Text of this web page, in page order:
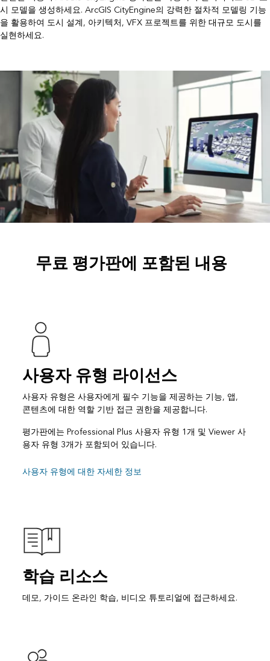
시 모델을 생성하세요. ArcGIS CityEngine의 강력한 절차적 모델링 기능
을 활용하여 도시 설계, 아키텍처, VFX 프로젝트를 위한 대규모 도시를
실현하세요.
무료 평가판에 포함된 내용
사용자 유형 라이선스
사용자 유형은 사용자에게 필수 기능을 제공하는 기능, 앱,
콘텐츠에 대한 역할 기반 접근 권한을 제공합니다.
평가판에는 Professional Plus 사용자 유형 1개 및 Viewer 사
용자 유형 3개가 포함되어 있습니다.
사용자 유형에 대한 자세한 정보
학습 리소스
데모, 가이드 온라인 학습, 비디오 튜토리얼에 접근하세요.